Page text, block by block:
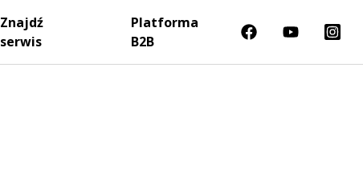
Znajdź
serwis
Platforma
B2B